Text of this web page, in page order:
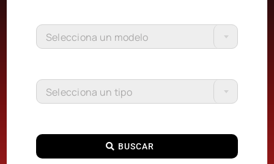
Selecciona un modelo
Selecciona un tipo
BUSCAR